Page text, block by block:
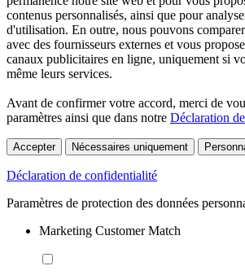
contenus personnalisés, ainsi que pour
d'utilisation. En outre, nous pouvons
avec des fournisseurs externes et vous
canaux publicitaires en ligne, uniquement si
même leurs services.
Avant de confirmer votre accord, merci de
paramètres ainsi que dans notre Déclaration
Accepter Nécessaires uniquement
Déclaration de confidentialité
Paramètres de protection des données
Marketing Customer Match